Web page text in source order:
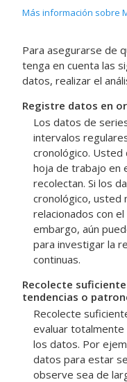
Más información sobre
Para asegurarse de
tenga en cuenta las
datos, realizar el
Registre datos en
Los datos de
intervalos
cronológico.
hoja de trabajo en
recolectan. Si los
cronológico, usted
relacionados con
embargo, aún
para investigar la
continuas.
Recolecte
tendencias o
Recolecte
evaluar totalmente
los datos. Por
datos para estar
observe sea de